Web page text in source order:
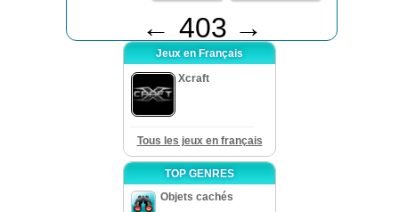
← 403 →
Jeux en Français
Xcraft
Tous les jeux en français
TOP GENRES
Objets cachés